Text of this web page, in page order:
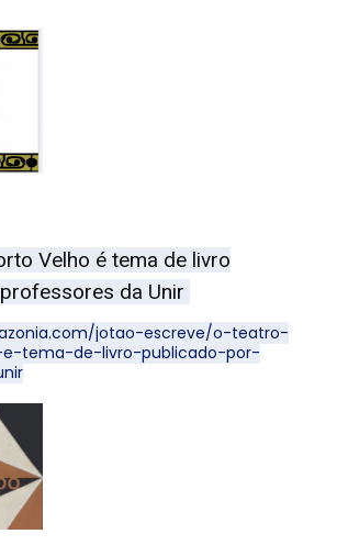
Velho é tema de livro
da Unir
jotao-escreve/o-teatro-
tema-de-livro-publicado-por-